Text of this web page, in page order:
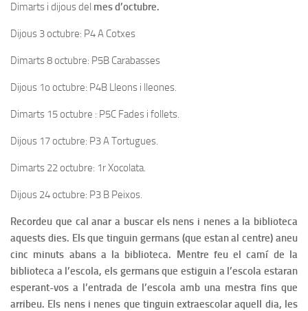
Dimarts i dijous del mes d’octubre.
Dijous 3 octubre: P4 A Cotxes
Dimarts 8 octubre: P5B Carabasses
Dijous 1o octubre: P4B Lleons i lleones.
Dimarts 15 octubre : P5C Fades i follets.
Dijous 17 octubre: P3 A Tortugues.
Dimarts 22 octubre: 1r Xocolata.
Dijous 24 octubre: P3 B Peixos.
Recordeu que cal anar a buscar els nens i nenes a la biblioteca
aquests dies. Els que tinguin germans (que estan al centre) aneu
cinc minuts abans a la biblioteca. Mentre feu el camí de la
biblioteca a l’escola, els germans que estiguin a l’escola estaran
esperant-vos a l’entrada de l’escola amb una mestra fins que
arribeu. Els nens i nenes que tinguin extraescolar aquell dia, les